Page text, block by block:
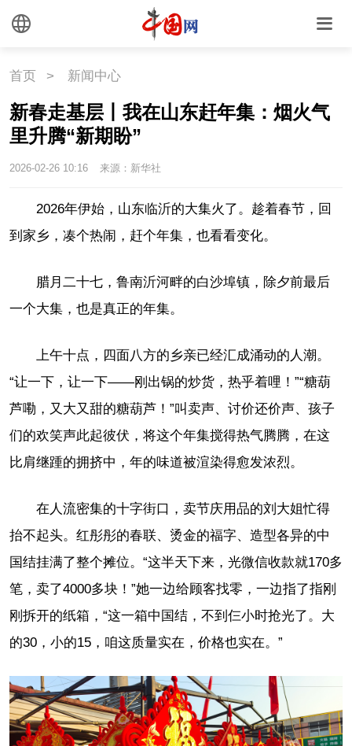
首页 > 新闻中心
新春走基层丨我在山东赶年集：烟火气
里升腾“新期盼”
2026-02-26 10:16 来源：新华社
2026年伊始，山东临沂的大集火了。趁着春节，回
到家乡，凑个热闹，赶个年集，也看看变化。
腊月二十七，鲁南沂河畔的白沙埠镇，除夕前最后
一个大集，也是真正的年集。
上午十点，四面八方的乡亲已经汇成涌动的人潮。
“让一下，让一下——刚出锅的炒货，热乎着哩！”“糖葫
芦嘞，又大又甜的糖葫芦！”叫卖声、讨价还价声、孩子
们的欢笑声此起彼伏，将这个年集搅得热气腾腾，在这
比肩继踵的拥挤中，年的味道被渲染得愈发浓烈。
在人流密集的十字街口，卖节庆用品的刘大姐忙得
抬不起头。红彤彤的春联、烫金的福字、造型各异的中
国结挂满了整个摊位。“这半天下来，光微信收款就170多
笔，卖了4000多块！”她一边给顾客找零，一边指了指刚
刚拆开的纸箱，“这一箱中国结，不到仨小时抢光了。大
的30，小的15，咱这质量实在，价格也实在。”